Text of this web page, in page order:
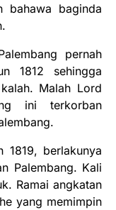
bahawa baginda
pernah
1812 sehingga
Malah Lord
ini terkorban
1819, berlakunya
Palembang. Kali
Ramai angkatan
yang memimpin